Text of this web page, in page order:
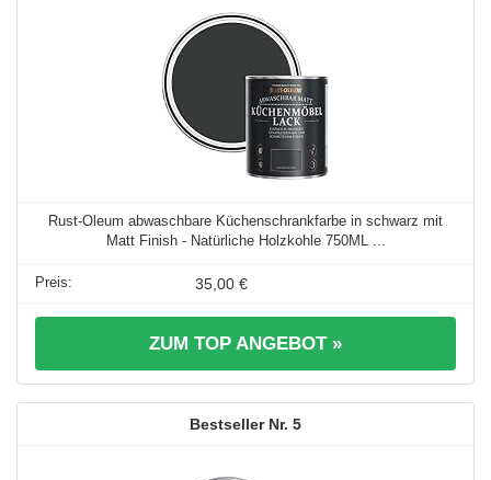
Rust-Oleum abwaschbare Küchenschrankfarbe in schwarz mit
Matt Finish - Natürliche Holzkohle 750ML ...
35,00 €
ZUM TOP ANGEBOT »
5